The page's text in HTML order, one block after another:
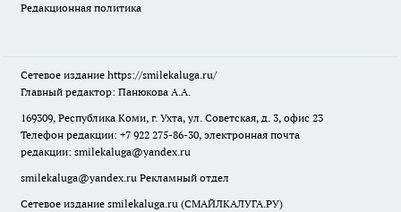
Редакционная политика
Сетевое издание https://smilekaluga.ru/
Главный редактор: Панюкова А.А.
169309, Республика Коми, г. Ухта, ул. Советская, д. 3, офис 23
Телефон редакции: +7 922 275-86-30, электронная почта
редакции: smilekaluga@yandex.ru
smilekaluga@yandex.ru Рекламный отдел
Сетевое издание smilekaluga.ru (СМАЙЛКАЛУГА.РУ)